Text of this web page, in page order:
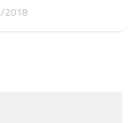
2018